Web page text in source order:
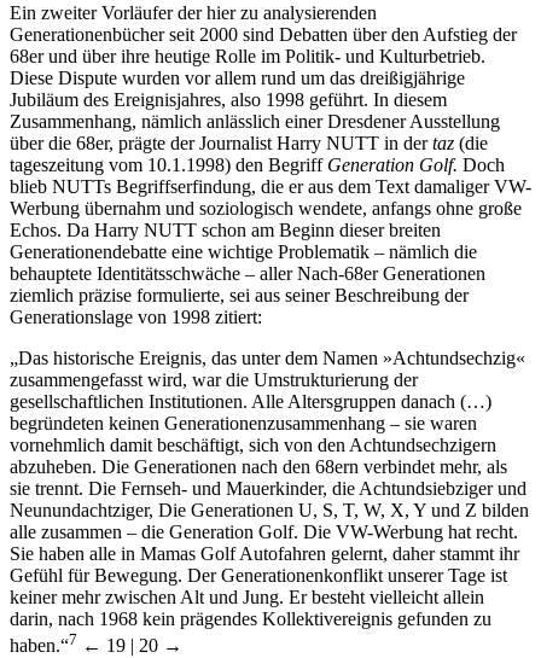
Ein zweiter Vorläufer der hier zu analysierenden
Generationenbücher seit 2000 sind Debatten über den Aufstieg der
68er und über ihre heutige Rolle im Politik- und Kulturbetrieb.
Diese Dispute wurden vor allem rund um das dreißigjährige
Jubiläum des Ereignisjahres, also 1998 geführt. In diesem
Zusammenhang, nämlich anlässlich einer Dresdener Ausstellung
über die 68er, prägte der Journalist Harry NUTT in dertaz (die
tageszeitung vom 10.1.1998) den Begriff Generation Golf. Doch
blieb NUTTs Begriffserfindung, die er aus dem Text damaliger VW-
Werbung übernahm und soziologisch wendete, anfangs ohne große
Echos. Da Harry NUTT schon am Beginn dieser breiten
Generationendebatte eine wichtige Problematik – nämlich die
behauptete Identitätsschwäche – aller Nach-68er Generationen
ziemlich präzise formulierte, sei aus seiner Beschreibung der
Generationslage von 1998 zitiert:
„Das historische Ereignis, das unter dem Namen »Achtundsechzig«
zusammengefasst wird, war die Umstrukturierung der
gesellschaftlichen Institutionen. Alle Altersgruppen danach (…)
begründeten keinen Generationenzusammenhang – sie waren
vornehmlich damit beschäftigt, sich von den Achtundsechzigern
abzuheben. Die Generationen nach den 68ern verbindet mehr, als
sie trennt. Die Fernseh- und Mauerkinder, die Achtundsiebziger und
Neunundachtziger, Die Generationen U, S, T, W, X, Y und Z bilden
alle zusammen – die Generation Golf. Die VW-Werbung hat recht.
Sie haben alle in Mamas Golf Autofahren gelernt, daher stammt ihr
Gefühl für Bewegung. Der Generationenkonflikt unserer Tage ist
keiner mehr zwischen Alt und Jung. Er besteht vielleicht allein
darin, nach 1968 kein prägendes Kollektivereignis gefunden zu
haben.“7 ← 19 | 20 →